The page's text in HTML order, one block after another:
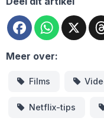
Facebook
X
Meer over:
Films
Netflix-tips